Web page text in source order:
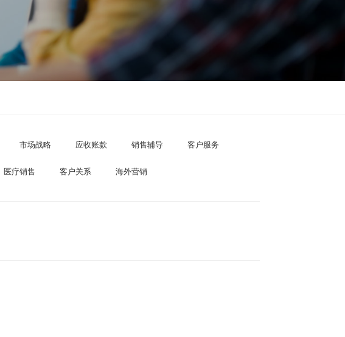
市场战略 应收账款 销售辅导 客户服务
医疗销售 客户关系 海外营销